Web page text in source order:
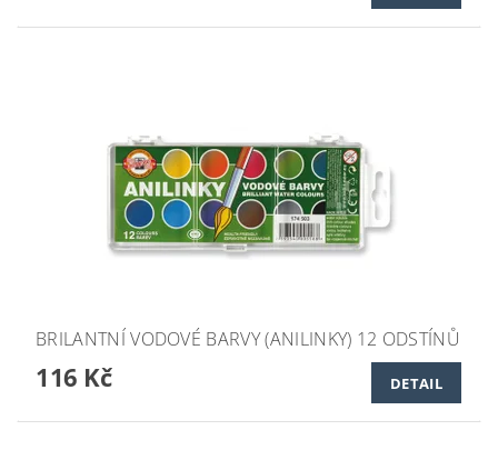
BRILANTNÍ VODOVÉ BARVY (ANILINKY) 12 ODSTÍNŮ
116 Kč DETAIL